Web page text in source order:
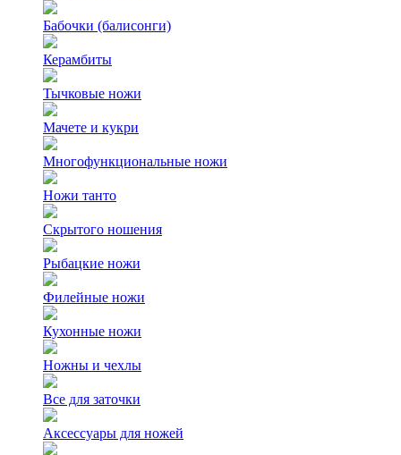
Бабочки (балисонги)
Керамбиты
Тычковые ножи
Мачете и кукри
Многофункциональные ножи
Ножи танто
Скрытого ношения
Рыбацкие ножи
Филейные ножи
Кухонные ножи
Ножны и чехлы
Все для заточки
Аксессуары для ножей